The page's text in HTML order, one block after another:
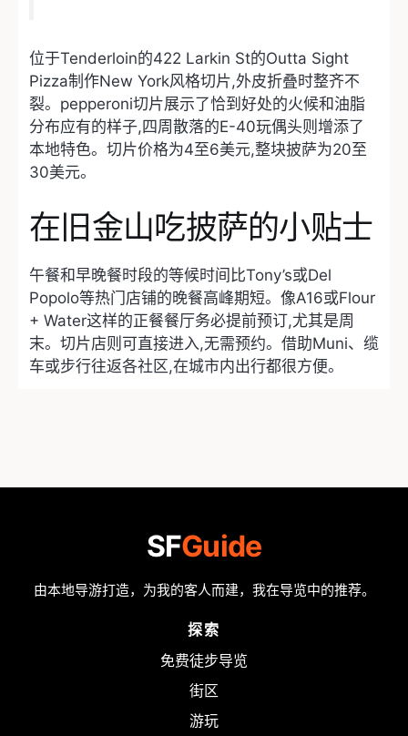
位于Tenderloin的422 Larkin St的Outta Sight
Pizza制作New York风格切片,外皮折叠时整齐不
裂。pepperoni切片展示了恰到好处的火候和油脂
分布应有的样子,四周散落的E-40玩偶头则增添了
本地特色。切片价格为4至6美元,整块披萨为20至
30美元。
在旧金山吃披萨的小贴士
午餐和早晚餐时段的等候时间比Tony’s或Del
Popolo等热门店铺的晚餐高峰期短。像A16或Flour
+ Water这样的正餐餐厅务必提前预订,尤其是周
末。切片店则可直接进入,无需预约。借助Muni、缆
车或步行往返各社区,在城市内出行都很方便。
SFGuide
由本地导游打造，为我的客人而建，我在导览中的推荐。
探索
免费徒步导览
街区
游玩